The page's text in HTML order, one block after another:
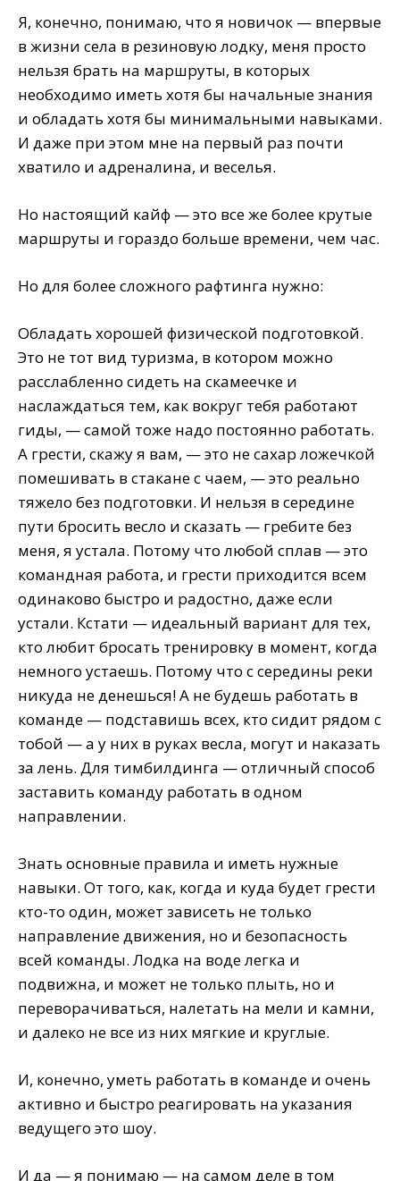
Я, конечно, понимаю, что я новичок — впервые
в жизни села в резиновую лодку, меня просто
нельзя брать на маршруты, в которых
необходимо иметь хотя бы начальные знания
и обладать хотя бы минимальными навыками.
И даже при этом мне на первый раз почти
хватило и адреналина, и веселья.
Но настоящий кайф — это все же более крутые
маршруты и гораздо больше времени, чем час.
Но для более сложного рафтинга нужно:
Обладать хорошей физической подготовкой.
Это не тот вид туризма, в котором можно
расслабленно сидеть на скамеечке и
наслаждаться тем, как вокруг тебя работают
гиды, — самой тоже надо постоянно работать.
А грести, скажу я вам, — это не сахар ложечкой
помешивать в стакане с чаем, — это реально
тяжело без подготовки. И нельзя в середине
пути бросить весло и сказать — гребите без
меня, я устала. Потому что любой сплав — это
командная работа, и грести приходится всем
одинаково быстро и радостно, даже если
устали. Кстати — идеальный вариант для тех,
кто любит бросать тренировку в момент, когда
немного устаешь. Потому что с середины реки
никуда не денешься! А не будешь работать в
команде — подставишь всех, кто сидит рядом с
тобой — а у них в руках весла, могут и наказать
за лень. Для тимбилдинга — отличный способ
заставить команду работать в одном
направлении.
Знать основные правила и иметь нужные
навыки. От того, как, когда и куда будет грести
кто-то один, может зависеть не только
направление движения, но и безопасность
всей команды. Лодка на воде легка и
подвижна, и может не только плыть, но и
переворачиваться, налетать на мели и камни,
и далеко не все из них мягкие и круглые.
И, конечно, уметь работать в команде и очень
активно и быстро реагировать на указания
ведущего это шоу.
И да — я понимаю — на самом деле в том